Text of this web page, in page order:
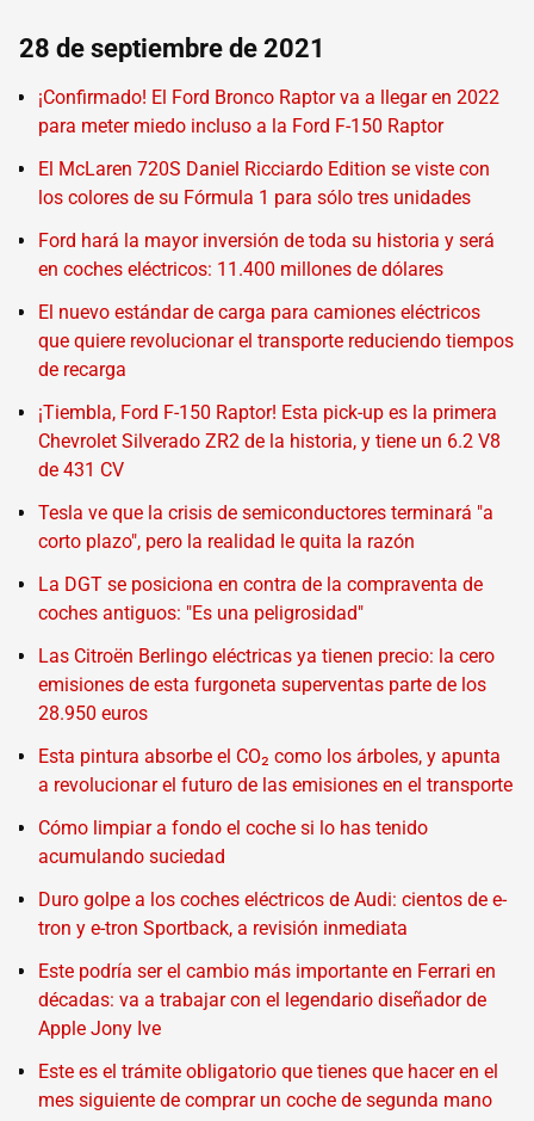
28 de septiembre de 2021
¡Confirmado! El Ford Bronco Raptor va a llegar en 2022
para meter miedo incluso a la Ford F-150 Raptor
El McLaren 720S Daniel Ricciardo Edition se viste con
los colores de su Fórmula 1 para sólo tres unidades
Ford hará la mayor inversión de toda su historia y será
en coches eléctricos: 11.400 millones de dólares
El nuevo estándar de carga para camiones eléctricos
que quiere revolucionar el transporte reduciendo tiempos
de recarga
¡Tiembla, Ford F-150 Raptor! Esta pick-up es la primera
Chevrolet Silverado ZR2 de la historia, y tiene un 6.2 V8
de 431 CV
Tesla ve que la crisis de semiconductores terminará "a
corto plazo", pero la realidad le quita la razón
La DGT se posiciona en contra de la compraventa de
coches antiguos: "Es una peligrosidad"
Las Citroën Berlingo eléctricas ya tienen precio: la cero
emisiones de esta furgoneta superventas parte de los
28.950 euros
Esta pintura absorbe el CO₂ como los árboles, y apunta
a revolucionar el futuro de las emisiones en el transporte
Cómo limpiar a fondo el coche si lo has tenido
acumulando suciedad
Duro golpe a los coches eléctricos de Audi: cientos de e-
tron y e-tron Sportback, a revisión inmediata
Este podría ser el cambio más importante en Ferrari en
décadas: va a trabajar con el legendario diseñador de
Apple Jony Ive
Este es el trámite obligatorio que tienes que hacer en el
mes siguiente de comprar un coche de segunda mano